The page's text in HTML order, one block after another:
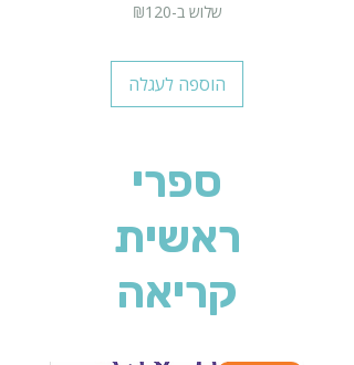
שלוש ב-₪120
הוספה לעגלה
ספרי
ראשית
קריאה